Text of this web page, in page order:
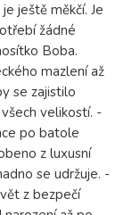
ještě měkčí. Je
žádné
Boba.
mazlení až
se zajistilo
velikostí. -
po batole
z luxusní
se udržuje. -
z bezpečí